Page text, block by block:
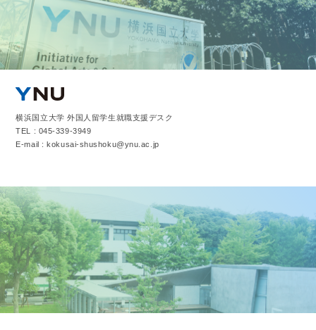
横浜国立大学 外国人留学生就職支援デスク
TEL : 045-339-3949
E-mail : kokusai-shushoku@ynu.ac.jp